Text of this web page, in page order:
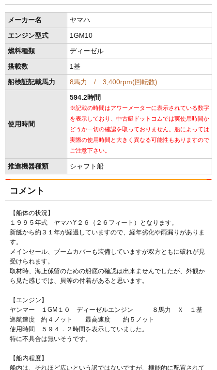
メーカー名 ヤマハ
エンジン型式 1GM10
燃料種類 ディーゼル
搭載数 1基
船検証記載馬力 8馬力 / 3,400rpm(回転数)
使用時間
594.2時間
※記載の時間はアワーメーターに表示されている数字
を表示しており、中古艇ドットコムでは実使用時間か
どうか一切の確認を取っておりません。船によっては
実際の使用時間と大きく異なる可能性もありますので
ご注意下さい。
推進機器種類 シャフト船
コメント
【船体の状況】
１９９５年式 ヤマハY２６（２６フィート）となります。
新艇から約３１年が経過していますので、経年劣化や雨漏りがありま
す。
メインセール、ブームカバーも装備していますが双方ともに破れが見
受けられます。
取材時、海上係留のための船底の確認は出来ませんでしたが、外観か
ら見た感じでは、貝等の付着があると思います。
【エンジン】
ヤンマー １GM１０ ディーゼルエンジン ８馬力 Ｘ １基
巡航速度 約４ノット 最高速度 約５ノット
使用時間 ５９４．２時間を表示していました。
特に不具合は無いそうです。
【船内程度】
船内は、それほど広いという訳ではないですが、機能的に配置されて